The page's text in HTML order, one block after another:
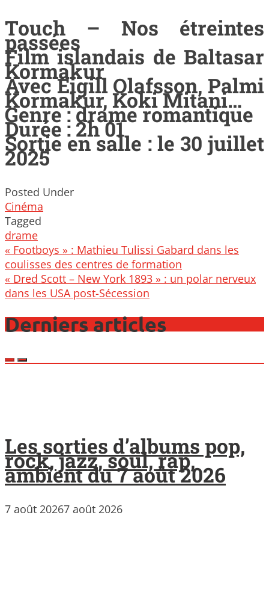
Touch – Nos étreintes
passées
Film islandais de Baltasar
Kormakur
Avec Eigill Olafsson, Palmi
Kormakur, Koki Mitani…
Genre : drame romantique
Durée : 2h 01
Sortie en salle : le 30 juillet
2025
Posted Under
Cinéma
Tagged
drame
Post
navigation
« Footboys » : Mathieu Tulissi Gabard dans les
coulisses des centres de formation
« Dred Scott – New York 1893 » : un polar nerveux
dans les USA post-Sécession
Derniers articles
Les sorties d’albums pop,
rock, jazz, soul, rap,
ambient du 7 août 2026
7 août 20267 août 2026